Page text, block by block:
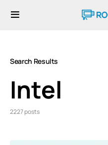
Search Results
Intel
2227 posts